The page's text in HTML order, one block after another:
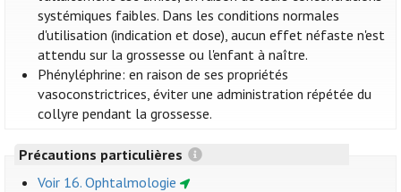
systémiques faibles. Dans les conditions normales
d'utilisation (indication et dose), aucun effet néfaste n'est
attendu sur la grossesse ou l'enfant à naître.
Phényléphrine: en raison de ses propriétés
vasoconstrictrices, éviter une administration répétée du
collyre pendant la grossesse.
Précautions particulières
Voir 16. Ophtalmologie